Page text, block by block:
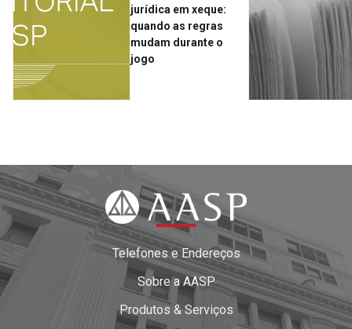
jurídica em xeque:
quando as regras
mudam durante o
jogo
Telefones e Endereços
Sobre a AASP
Produtos & Serviços